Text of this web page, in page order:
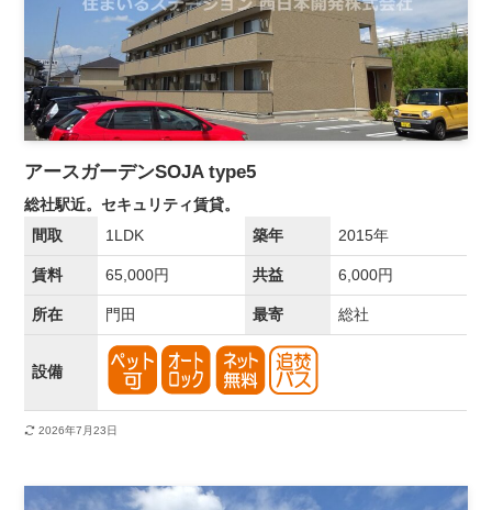
アースガーデンSOJA type5
総社駅近。セキュリティ賃貸。
間取
1LDK 築年 2015年
賃料 65,000円 共益 6,000円
所在 門田 最寄 総社
設備
2026年7月23日